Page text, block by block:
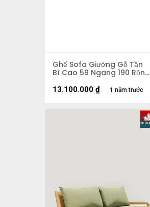
Ghế Sofa Giường Gỗ Tần
Bì Cao 59 Ngang 190 Rộng
80 (cm)
1 năm trước
13.100.000 ₫